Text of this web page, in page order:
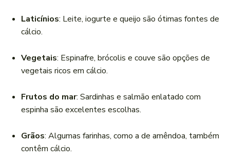
Laticínios: Leite, iogurte e queijo são ótimas fontes de
cálcio.
Vegetais: Espinafre, brócolis e couve são opções de
vegetais ricos em cálcio.
Frutos do mar: Sardinhas e salmão enlatado com
espinha são excelentes escolhas.
Grãos: Algumas farinhas, como a de amêndoa, também
contêm cálcio.